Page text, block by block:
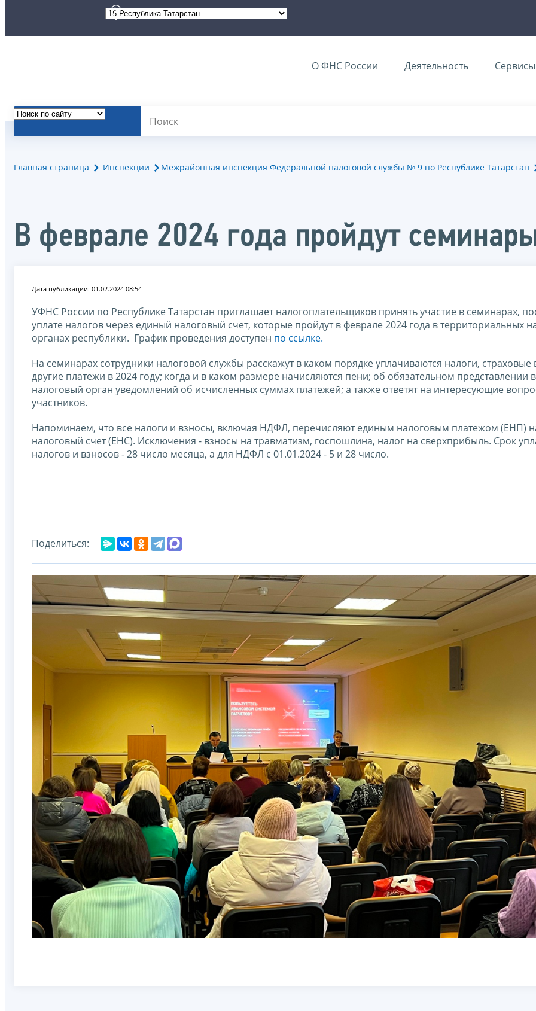
О ФНС России Деятельность Сервисы
Главная страница Инспекции Межрайонная инспекция Федеральной налоговой службы № 9 по Республике Татарстан
В феврале 2024 года пройдут
Дата публикации: 01.02.2024 08:54
УФНС России по Республике Татарстан приглашает налогоплательщиков принять участие в семинарах,
уплате налогов через единый налоговый счет, которые пройдут в феврале 2024 года в территориальных
органах республики. График проведения доступен по ссылке.
На семинарах сотрудники налоговой службы расскажут в каком порядке уплачиваются налоги, страховые
другие платежи в 2024 году; когда и в каком размере начисляются пени; об обязательном представлении в
налоговый орган уведомлений об исчисленных суммах платежей; а также ответят на интересующие
участников.
Напоминаем, что все налоги и взносы, включая НДФЛ, перечисляют единым налоговым платежом (ЕНП)
налоговый счет (ЕНС). Исключения - взносы на травматизм, госпошлина, налог на сверхприбыль. Срок
налогов и взносов - 28 число месяца, а для НДФЛ с 01.01.2024 - 5 и 28 число.
Поделиться: